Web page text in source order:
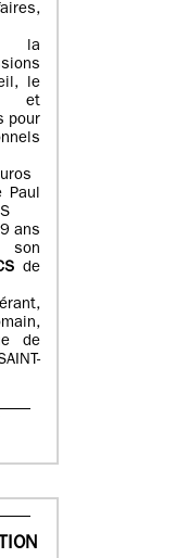
la
le
et
pour
Paul
ans
de
de